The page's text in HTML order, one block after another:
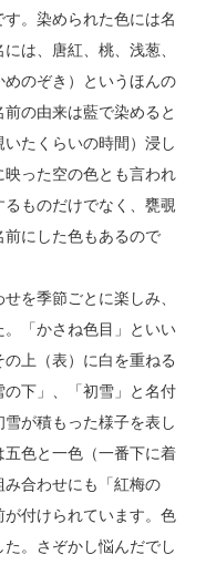
。染められた色には名
は、唐紅、桃、浅葱、
のぞき）というほんの
の由来は藍で染めると
たくらいの時間）浸し
った空の色とも言われ
ものだけでなく、甕覗
にした色もあるので
を季節ごとに楽しみ、
「かさね色目」といい
上（表）に白を重ねる
下」、「初雪」と名付
が積もった様子を表し
色と一色（一番下に着
合わせにも「紅梅の
付けられています。色
。さぞかし悩んだでし